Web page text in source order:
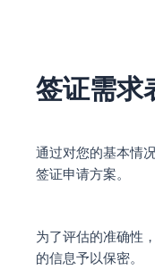
签证需求
通过对您的基本情
签证申请方案。
为了评估的准确性
的信息予以保密。